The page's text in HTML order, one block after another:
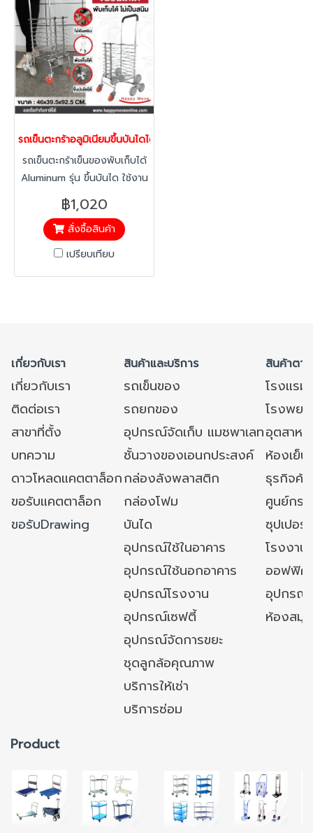
รถเข็นตะกร้าอลูมิเนียมขึ้นบันไดได้ พับเก็บได้ Happy Move 40489
รถเข็นตะกร้าเข็นของพับเก็บได้
Aluminum รุ่น ขึ้นบันได ใช้งาน
ง่าย เบาแรง มีติดบ้านไว้สักคัน
โครงรถผลิตจากอะลูมิเนียมหนา
คุณภาพดี ป้องกันสนิม ตัวล้อ
ทำจากวัสดุคุณภาพสูง พับเก็บ
฿1,020
สั่งซื้อสินค้า
เปรียบเทียบ
เกี่ยวกับเรา สินค้าและบริการ สินค้าตา
เกี่ยวกับเรา รถเข็นของ
โรงแร
ติดต่อเรา
รถยกของ
โรงพย
สาขาที่ตั้ง
อุปกรณ์จัดเก็บ แมชพาเลทอุตสาหก
บทความ
ชั้นวางของเอนกประสงค์
ห้องเย็
ดาวโหลดแคตตาล็อกกล่องลังพลาสติก
ธุรกิจค้
ขอรับแคตตาล็อก
กล่องโฟม
ศูนย์กร
ขอรับDrawing
บันได
ซุปเปอ
อุปกรณ์ใช้ในอาคาร
โรงงา
อุปกรณ์ใช้นอกอาคาร
ออฟฟิศ/
อุปกรณ์โรงงาน
อุปกรณ์
อุปกรณ์เซฟตี้
ห้องสมุ
อุปกรณ์จัดการขยะ
ชุดลูกล้อคุณภาพ
บริการให้เช่า
บริการซ่อม
Product